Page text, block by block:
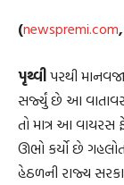
(newspremi.com,
પૃથ્વીપરથી
સર્જ્યું છે આ
તો માત્ર આ વાયરસ
ઊભો કર્યો છે
હેઠળની રાજ્ય